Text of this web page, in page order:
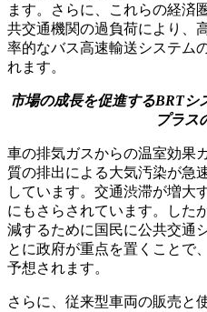
ます。さらに、これらの経済
共交通機関の過負荷により、
率的なバス高速輸送システム
れます。
市場の成長を促進するBRTシ
プラス
車の排気ガスからの温室効果
質の排出による大気汚染が急
しています。交通渋滞が増大
にもさらされています。した
減するために国民に公共交通
とに政府が重点を置くことで
予想されます。
さらに、従来型車両の販売と